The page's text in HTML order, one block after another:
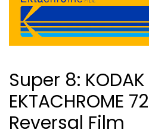
Super 8: KODAK
EKTACHROME
Reversal Film